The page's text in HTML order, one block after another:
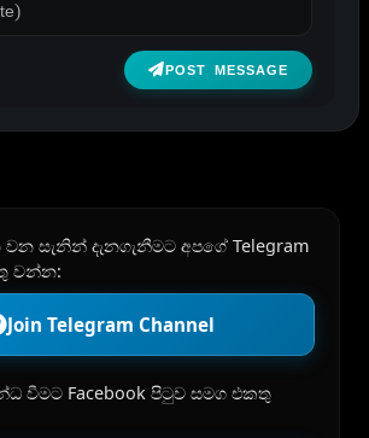
POST MESSAGE
සැනින් දැනගැනීමට අපගේ Telegram
වන්න:
Join Telegram Channel
වීමට Facebook පිටුව සමග එකතු